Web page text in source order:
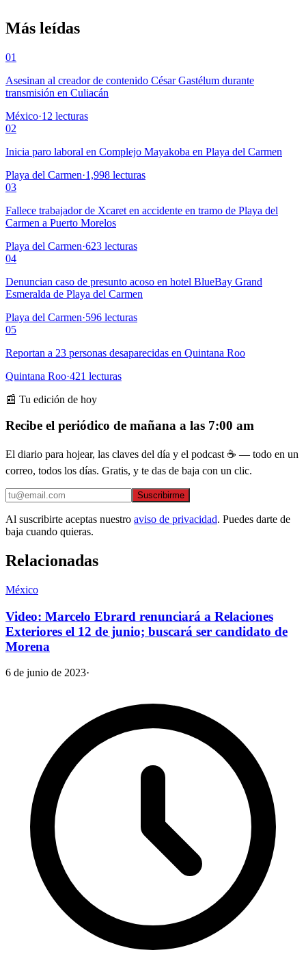
Más leídas
01
Asesinan al creador de contenido César Gastélum durante
transmisión en Culiacán
México·12 lecturas
02
Inicia paro laboral en Complejo Mayakoba en Playa del Carmen
Playa del Carmen·1,998 lecturas
03
Fallece trabajador de Xcaret en accidente en tramo de Playa del
Carmen a Puerto Morelos
Playa del Carmen·623 lecturas
04
Denuncian caso de presunto acoso en hotel BlueBay Grand
Esmeralda de Playa del Carmen
Playa del Carmen·596 lecturas
05
Reportan a 23 personas desaparecidas en Quintana Roo
Quintana Roo·421 lecturas
📰 Tu edición de hoy
Recibe el periódico de mañana a las 7:00 am
El diario para hojear, las claves del día y el podcast ☕ — todo en un
correo, todos los días. Gratis, y te das de baja con un clic.
Suscribirme
Al suscribirte aceptas nuestro aviso de privacidad. Puedes darte de
baja cuando quieras.
Relacionadas
México
Video: Marcelo Ebrard renunciará a Relaciones
Exteriores el 12 de junio; buscará ser candidato de
Morena
6 de junio de 2023·